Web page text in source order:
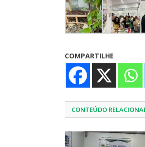
COMPARTILHE
CONTEÚDO